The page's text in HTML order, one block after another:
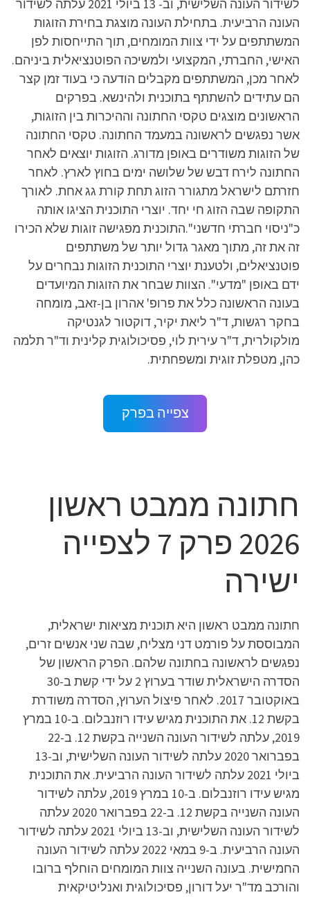
לשידור העונה השלישית, וב- 13 ביולי 2021 עלתה לשידור
העונה הרביעית. בתחילת העונה מוצגת בחירת הזוגות
המשתתפים על ידי צוות המומחים, תוך התייחסות לפן
האישי, החברתי, המקצועי ולמשיכה הפוטנציאלית ביניהם.
לאחר מכן, המשתתפים מקבלים הודעה כי בעוד זמן קצר
הם עתידים להשתתף בתוכנית ולהינשא. בפרקים
הראשונים מוצגים טקסי החתונה וההיכרות בין הזוגות,
אשר נפגשים לראשונה במעמד החתונה. טקסי החתונה
של הזוגות משודרים באופן מדורג. הזוגות יוצאים לאחר
החתונה לירח דבש של שלושה ימים בחוץ לארץ. לאחר
חזרתם לישראל מתגורר הזוג תחת קורת גג אחת. לאורך
התקופה שבה הזוג חי יחד. יוצרי התוכנית הציגו אותה
כ"ניסוי חברתי חדשני".התוכנית מפגישה זוגות שלא הכירו
זה את זה, מתוך מאגר גדול יותר של משתתפים
פוטנציאלים, ולטענת יוצרי התוכנית הזוגות נבחרים על
ידם באופן "מדעי". הצוות שבחר את הזוגות המיועדים
בעונה הראשונה כלל את פרופ' אהרון בן-זאב, מומחה
בחקר רגשות, ד"ר ליאת יקיר, דוקטור לגנטיקה
מולקולרית, ד"ר עירית לוי, פסיכולוגית קלינית וד"ר תלמה
כהן, מטפלת זוגית ומשפחתית.
צפייה בפרק
חתונה ממבט ראשון
2026 פרק 7 לצפייה
ישירה
חתונה ממבט ראשון היא תוכנית מציאות ישראלית,
המבוססת על פורמט דני מצליח, שבה שני אנשים זרים,
נפגשים לראשונה בחתונה שלהם. הפרק הראשון של
הסדרה הישראלית שודר בערוץ 2 על ידי קשת ב-30
באוקטובר 2017. לאחר פיצול הערוץ, הסדרה משודרת
בקשת 12. את התוכנית מגיש עידו רוזנבלום. ב-10 במרץ
2019, עלתה לשידור העונה השנייה בקשת 12. ב-22
בפברואר 2020 עלתה לשידור העונה השלישית, וב-13
ביולי 2021 עלתה לשידור העונה הרביעית. את התוכנית
מגיש עידו רוזנבלום. ב-10 במרץ 2019, עלתה לשידור
העונה השנייה בקשת 12. ב-22 בפברואר 2020 עלתה
לשידור העונה השלישית, וב-13 ביולי 2021 עלתה לשידור
העונה הרביעית. ב-9 במאי 2022 עלתה לשידור העונה
החמישית. בעונה השנייה צוות המומחים הוחלף ברובו
והורכב מד"ר יעל דורון, פסיכולוגית ואנליטיקאית